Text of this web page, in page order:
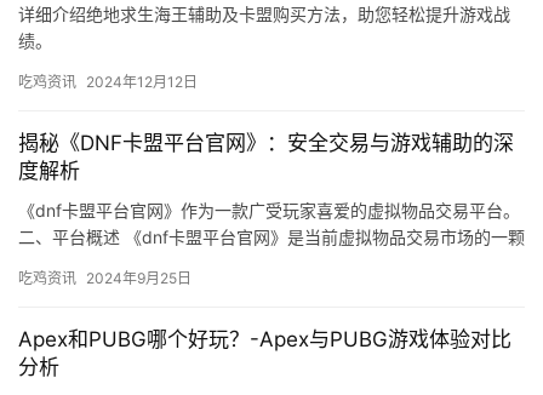
详细介绍绝地求生海王辅助及卡盟购买方法，助您轻松提升游戏战
绩。
吃鸡资讯 2024年12月12日
揭秘《DNF卡盟平台官网》：安全交易与游戏辅助的深
度解析
《dnf卡盟平台官网》作为一款广受玩家喜爱的虚拟物品交易平台。
二、平台概述 《dnf卡盟平台官网》是当前虚拟物品交易市场的一颗
吃鸡资讯 2024年9月25日
Apex和PUBG哪个好玩？-Apex与PUBG游戏体验对比
分析